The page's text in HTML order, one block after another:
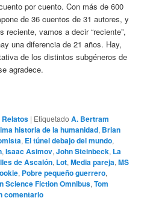
por cuento. Con más de 600
de 36 cuentos de 31 autores, y
reciente, vamos a decir “reciente”,
una diferencia de 21 años. Hay,
de los distintos subgéneros de
agradece.
Relatos | Etiquetado A. Bertram
historia de la humanidad, Brian
, El túnel debajo del mundo,
,Isaac Asimov,John Steinbeck, La
de Ascalón, Lot,Media pareja,MS
, Pobre pequeño guerrero,
Science Fiction Omnibus,Tom
comentario